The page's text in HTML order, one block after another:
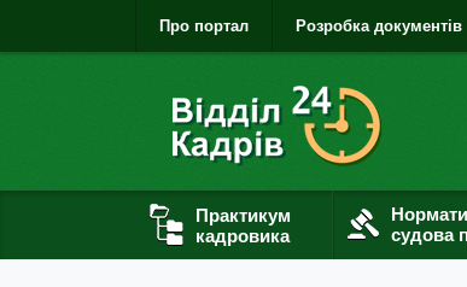
Про портал Розробка документів
Практикум
кадровика
судова